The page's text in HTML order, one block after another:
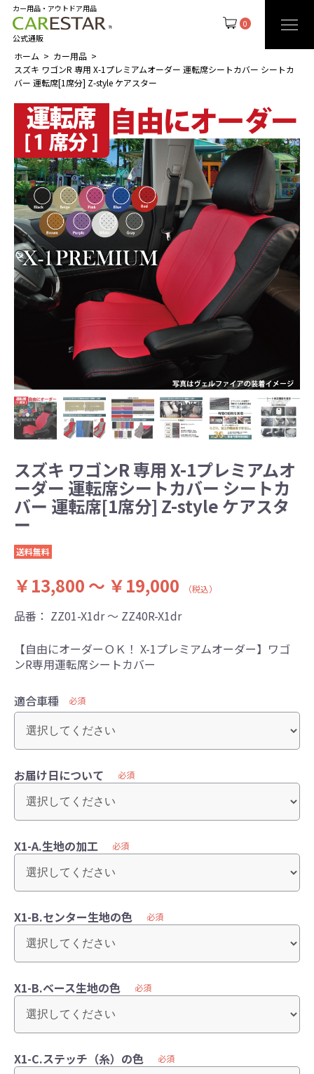
0
カー用品・アウトドア用品
公式通販
ホーム
カー用品
スズキ ワゴンR 専用 X-1プレミアムオーダー 運転席シートカバー シートカ
バー 運転席[1席分] Z-style ケアスター
スズキ ワゴンR 専用 X-1プレミアムオ
ーダー 運転席シートカバー シートカ
バー 運転席[1席分] Z-style ケアスタ
ー
送料無料
￥13,800 ～ ￥19,000 （税込）
品番： ZZ01-X1dr ～ ZZ40R-X1dr
【自由にオーダーＯＫ！ X-1プレミアムオーダー】ワゴ
ンR専用運転席シートカバー
適合車種 必須
お届け日について 必須
X1-A.生地の加工 必須
X1-B.センター生地の色 必須
X1-B.ベース生地の色 必須
X1-C.ステッチ（糸）の色 必須